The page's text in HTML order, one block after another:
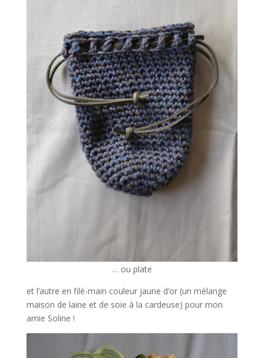
… ou plate
et l’autre en filé-main couleur jaune d’or (un mélange
maison de laine et de soie à la cardeuse) pour mon
amie Soline !